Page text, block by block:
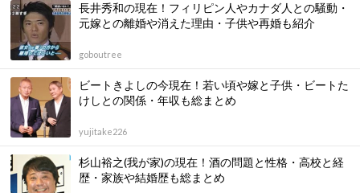
長井秀和の現在！フィリピン人やカナダ人との騒動・
元嫁との離婚や消えた理由・子供や再婚も紹介
goboutree
ビートきよしの今現在！若い頃や嫁と子供・ビートた
けしとの関係・年収も総まとめ
yujitake226
杉山裕之(我が家)の現在！酒の問題と性格・高校と経
歴・家族や結婚歴も総まとめ